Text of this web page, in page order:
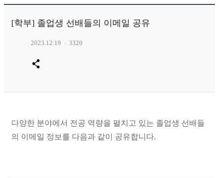
[학부] 졸업생 선배들의 이메일 공유
2023.12.19 3320
다양한 분야에서 전공 역량을 펼치고 있는 졸업생 선배들
의 이메일 정보를 다음과 같이 공유합니다.